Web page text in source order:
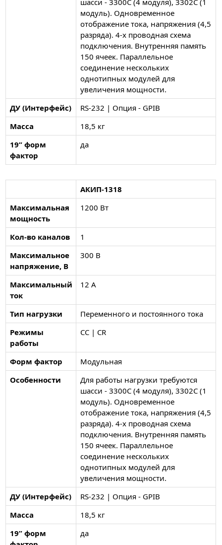
модуль). Одновременное
отображение тока, напряжения (4,5
разряда). 4-х проводная схема
подключения. Внутренняя память
150 ячеек. Параллельное
соединение нескольких
однотипных модулей для
увеличения мощности.
ДУ (Интерфейс)
RS-232 | Опция - GPIB
Масса
18,5 кг
19” форм
фактор
да
АКИП-1318
Максимальная
мощность
1200 Вт
Кол-во каналов
1
Максимальное
напряжение, В
300 В
Максимальный
ток
12 А
Тип нагрузки
Переменного и постоянного тока
Режимы
работы
CC | CR
Форм фактор
Модульная
Особенности
Для работы нагрузки требуются
шасси - 3300C (4 модуля), 3302C (1
модуль). Одновременное
отображение тока, напряжения (4,5
разряда). 4-х проводная схема
подключения. Внутренняя память
150 ячеек. Параллельное
соединение нескольких
однотипных модулей для
увеличения мощности.
ДУ (Интерфейс)
RS-232 | Опция - GPIB
Масса
18,5 кг
19” форм
да